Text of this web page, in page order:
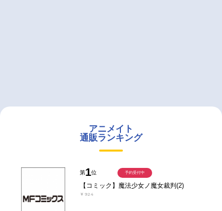
アニメイト
通販ランキング
第1位
【コミック】魔法少女ノ魔女裁判(2)
￥924
予約受付中